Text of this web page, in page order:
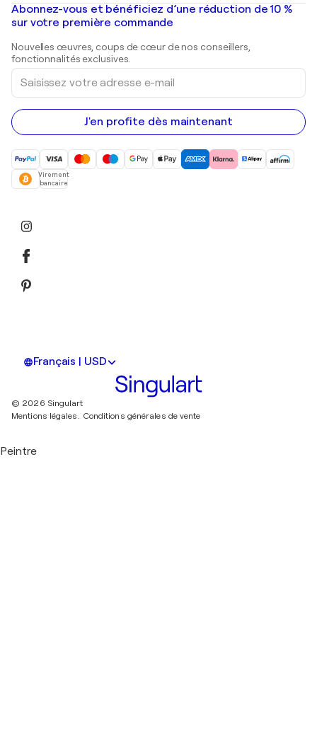
Mr. Brainwash
Shepard Fairey
Peintures de paysage
Estampes
Peintures acryliques
Galeries d'art en France
Galeries d'art en Belgique
Abonnez-vous et bénéficiez d’une réduction de 10 %
sur votre première commande
Nouvelles œuvres, coups de cœur de nos conseillers,
fonctionnalités exclusives.
Saisissez
votre
adresse
e-
mail
J'en profite dès maintenant
Virement
bancaire
Français | USD
© 2026 Singulart
Mentions légales. Conditions générales de vente
Peintre